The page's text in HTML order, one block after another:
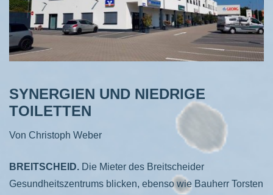
SYNERGIEN UND NIEDRIGE
TOILETTEN
Von Christoph Weber
BREITSCHEID. Die Mieter des Breitscheider
Gesundheitszentrums blicken, ebenso wie Bauherr Torsten